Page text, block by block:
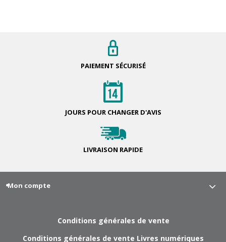
PAIEMENT SÉCURISÉ
JOURS POUR CHANGER D'AVIS
LIVRAISON RAPIDE
Mon compte
Conditions générales de vente
Conditions générales de vente Livres numériques